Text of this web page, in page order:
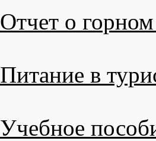
Отчет о
Питание в
Учебное